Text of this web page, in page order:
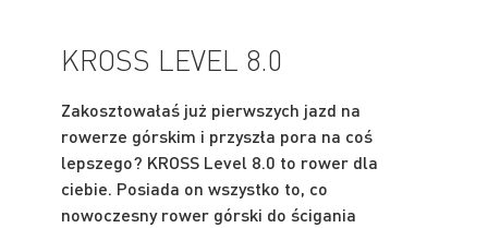
KROSS LEVEL 8.0
Zakosztowałaś już pierwszych jazd na
rowerze górskim i przyszła pora na coś
lepszego? KROSS Level 8.0 to rower dla
ciebie. Posiada on wszystko to, co
nowoczesny rower górski do ścigania